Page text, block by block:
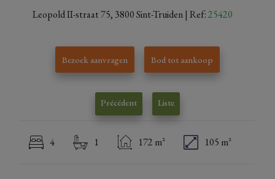
Leopold II-straat 75, 3800 Sint-Truiden| Ref:25420
Bezoek aanvragen Bod tot aankoop
Précédent Liste
4 1 172 m² 105 m²